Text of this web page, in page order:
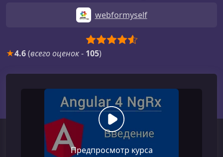
webformyself
★4.6(всего оценок- 105)
Предпросмотр курса